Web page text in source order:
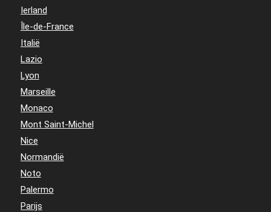
Ierland
Île-de-France
Italië
Lazio
Lyon
Marseille
Monaco
Mont Saint-Michel
Nice
Normandië
Noto
Palermo
Parijs